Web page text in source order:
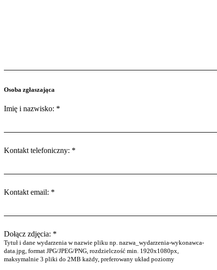
Osoba zgłaszająca
Imię i nazwisko: *
Kontakt telefoniczny: *
Kontakt email: *
Dołącz zdjęcia: *
Tytuł i dane wydarzenia w nazwie pliku np. nazwa_wydarzenia-wykonawca-
data.jpg, format JPG/JPEG/PNG, rozdzielczość min. 1920x1080px,
maksymalnie 3 pliki do 2MB każdy, preferowany układ poziomy